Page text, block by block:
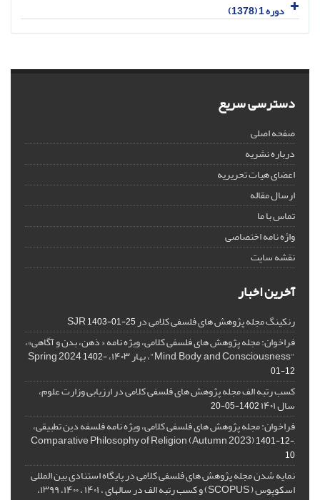
دوره 1 (1378)
دسترسی سریع
صفحه اصلی
درباره نشریه
اعضای هیات تحریریه
ارسال مقاله
تماس با ما
واژه نامه اختصاصی
نقشه سایت
آخرین اخبار
رنکینگ مجله پژوهش های فلسفی کلامی در SJR1403-01-25
فراخوان: مجله پژوهش های فلسفی کلامی، ویژه نامه « ذهن، بدن و آگاهی»،
"Mind, Body, and Consciousness"، بهار ۱۴۰۳، Spring 2024
1402-
01-12
کسب رتبه الف مجله پژوهش های فلسفی کلامی در ارزیابی وزارت علوم،
سال ۱۴۰۱ 1402-05-20
فراخوان: مجله پژوهش های فلسفی کلامی، ویژه نامه فلسفه دین تطبیقی،
,Comparative Philosophy of Religion (Autumn 2023)
1401-12-
10
نمایه شدن مجله پژوهش های فلسفی کلامی در پایگاه استنادی بین المللی
اسکوپوس ( SCOPUS) و کسب رتبه الف در سالهای ، ۱۴۰۱ ، ۱۴۰۰، ۱۳۹۹،